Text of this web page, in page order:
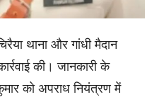
थाना और गांधी मैदान
की। जानकारी के
को अपराध नियंत्रण में